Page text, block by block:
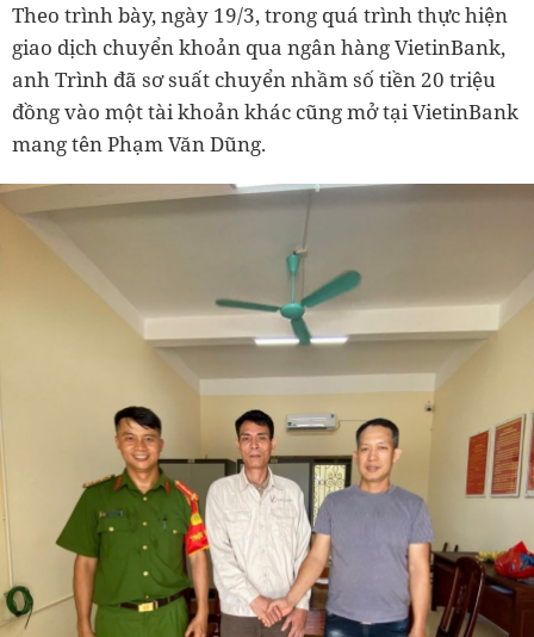
Theo trình bày, ngày 19/3, trong quá trình thực hiện
giao dịch chuyển khoản qua ngân hàng VietinBank,
anh Trình đã sơ suất chuyển nhầm số tiền 20 triệu
đồng vào một tài khoản khác cũng mở tại VietinBank
mang tên Phạm Văn Dũng.